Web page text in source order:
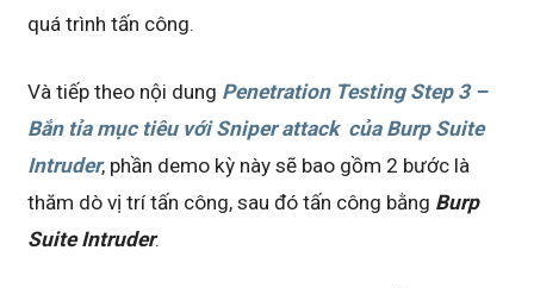
quá trình tấn công.
Và tiếp theo nội dung Penetration Testing Step 3 –
Bắn tỉa mục tiêu với Sniper attack của Burp Suite
Intruder, phần demo kỳ này sẽ bao gồm 2 bước là
thăm dò vị trí tấn công, sau đó tấn công bằng Burp
Suite Intruder.